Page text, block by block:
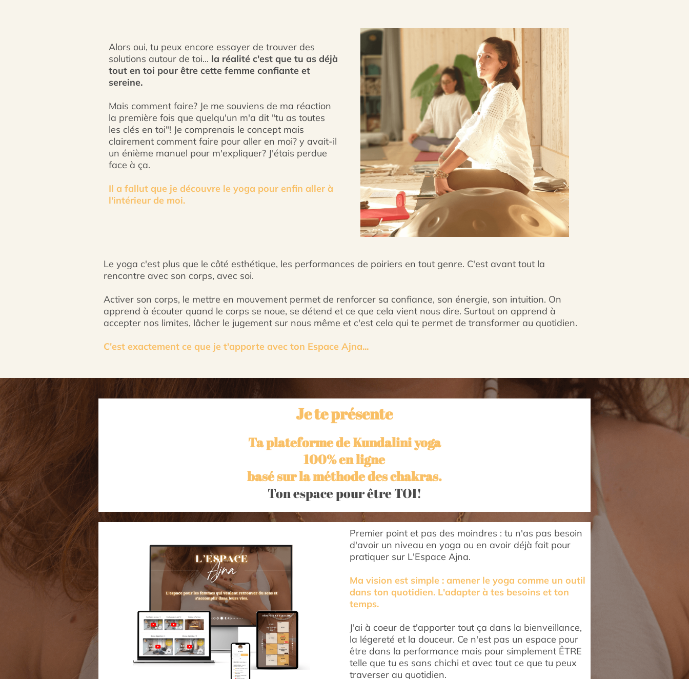
Alors oui, tu peux encore essayer de trouver des
solutions autour de toi... la réalité c'est que tu as déjà
tout en toi pour être cette femme confiante et
sereine.
Mais comment faire? Je me souviens de ma réaction
la première fois que quelqu'un m'a dit "tu as toutes
les clés en toi"! Je comprenais le concept mais
clairement comment faire pour aller en moi? y avait-il
un énième manuel pour m'expliquer? J'étais perdue
face à ça.
Il a fallut que je découvre le yoga pour enfin aller à
l'intérieur de moi.
Le yoga c'est plus que le côté esthétique, les performances de poiriers en tout genre. C'est avant tout la
rencontre avec son corps, avec soi.
Activer son corps, le mettre en mouvement permet de renforcer sa confiance, son énergie, son intuition. On
apprend à écouter quand le corps se noue, se détend et ce que cela vient nous dire. Surtout on apprend à
accepter nos limites, lâcher le jugement sur nous même et c'est cela qui te permet de transformer au quotidien.
C'est exactement ce que je t'apporte avec ton Espace Ajna...
Je te présente
Ta plateforme de Kundalini yoga
100% en ligne
basé sur la méthode des chakras.
Ton espace pour être TOI!
Premier point et pas des moindres : tu n'as pas besoin
d'avoir un niveau en yoga ou en avoir déjà fait pour
pratiquer sur L'Espace Ajna.
Ma vision est simple : amener le yoga comme un outil
dans ton quotidien. L'adapter à tes besoins et ton
temps.
J'ai à coeur de t'apporter tout ça dans la bienveillance,
la légereté et la douceur. Ce n'est pas un espace pour
être dans la performance mais pour simplement ÊTRE
telle que tu es sans chichi et avec tout ce que tu peux
traverser au quotidien.